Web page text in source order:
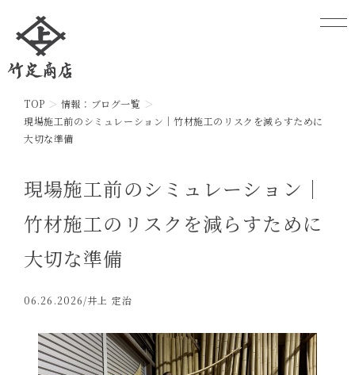
TOP
情報：ブログ一覧
現場施工前のシミュレーション｜竹材施工のリスクを減らすために
大切な準備
現場施工前のシミュレーション｜
竹材施工のリスクを減らすために
大切な準備
06.26.2026/井上 定治